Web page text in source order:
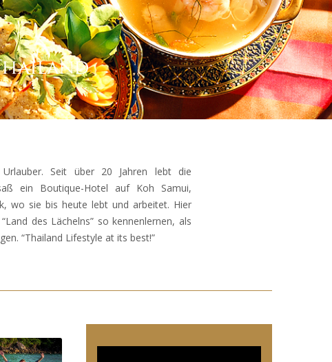
Seit über 20 Jahren lebt die
ein Boutique-Hotel auf Koh Samui,
wo sie bis heute lebt und arbeitet. Hier
des Lächelns” so kennenlernen, als
“Thailand Lifestyle at its best!”